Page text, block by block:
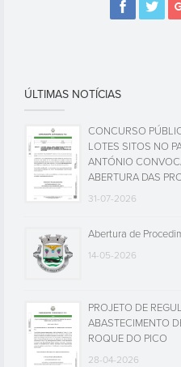
ÚLTIMAS NOTÍCIAS
CONCURSO
LOTES SITOS NO
ANTÓNIO
ABERTURA DAS
31-07-2026
Abertura de
14-05-2026
PROJETO DE
ABASTECIMENTO
ROQUE DO PICO
28-04-2026